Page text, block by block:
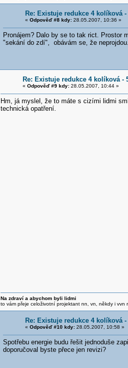
Re: Existuje redukce 4 kolíková
« Odpověď #8 kdy:28.05.2007, 10:36 »
Pronájem? Dalo by se to tak rict. Prostor
"sekání do zdí", obávám se, že
Re: Existuje redukce 4 kolíková -
« Odpověď #9 kdy:28.05.2007, 10:44 »
Hm, já myslel, že to máte s cizími lidmi
technická opatření.
Na zdraví a abychom byli lidmi
to vám přeje celoživotní projektant nn, vn, někdy i vvn
Re: Existuje redukce 4 kolíková
« Odpověď #10 kdy:28.05.2007, 10:58 »
Spotřebu energie budu řešit jednoduše
doporučoval byste přece jen revizi?